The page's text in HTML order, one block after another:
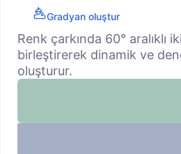
Gradyan oluştur
Renk çarkında 60° aralıklı
birleştirerek dinamik ve
oluşturur.